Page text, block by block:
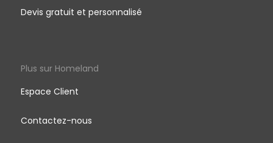
Devis gratuit et personnalisé
Plus sur Homeland
Espace Client
Contactez-nous